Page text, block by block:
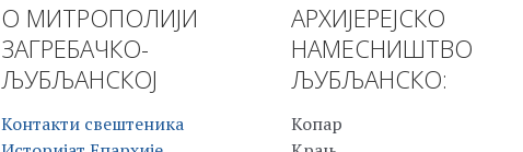
О МИТРОПОЛИЈИ
ЗАГРЕБАЧКО-
ЉУБЉАНСКОЈ
Контакти свештеника
АРХИЈЕРЕЈСКО
НАМЕСНИШТВО
ЉУБЉАНСКО:
Копар